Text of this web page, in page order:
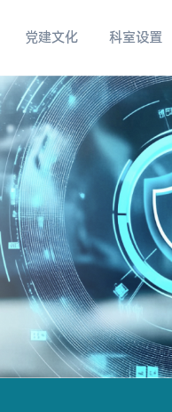
党建文化 科室设置